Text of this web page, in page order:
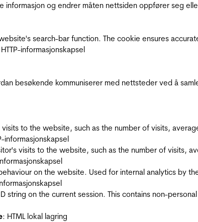
informasjon og endrer måten nettsiden oppfører seg
search-bar function. The cookie ensures
informasjonskapsel
besøkende kommuniserer med nettsteder ved å
to the website, such as the number of visits,
informasjonskapsel
visits to the website, such as the number of visits,
on the website. Used for internal analytics by
string on the current session. This contains non-
: HTML lokal lagring